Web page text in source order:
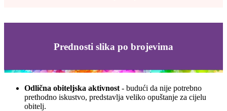
Prednosti slika po brojevima
Odlična obiteljska aktivnost - budući da nije potrebno
prethodno iskustvo, predstavlja veliko opuštanje za cijelu
obitelj.